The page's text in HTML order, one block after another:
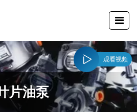
观看视频
片油泵